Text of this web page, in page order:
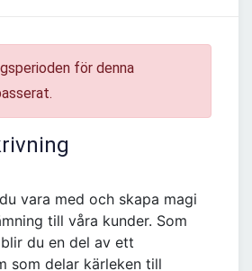
för denna
vara med och skapa magi
till våra kunder. Som
du en del av ett
som delar kärleken till